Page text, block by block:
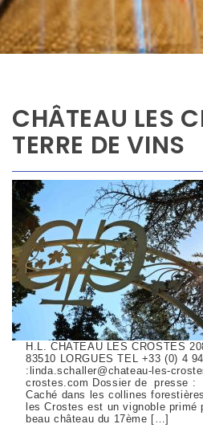
CHÂTEAU LES
TERRE DE VINS
H.L. CHATEAU LES CROSTES
83510 LORGUES TEL +33 (0) 4
:linda.schaller@chateau-les-
crostes.com Dossier de presse :
Caché dans les collines
les Crostes est un vignoble
beau château du 17ème […]